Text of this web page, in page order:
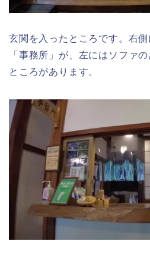
玄関を入ったところです。右
「事務所」が、左にはソファ
ところがあります。